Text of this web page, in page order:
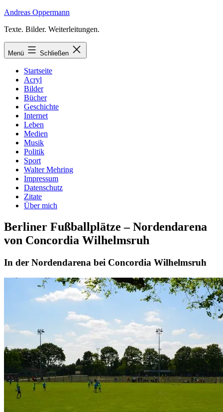
Zum
springen
Andreas Oppermann
Texte. Bilder. Weiterleitungen.
Menü Schließen
Startseite
Acryl
Bilder
Bücher
Geschichte
Internet
Leben
Medien
Musik
Politik
Sport
Walter Mehring
Impressum
Datenschutz
Zitate
Über mich
Berliner Fußballplätze – Nordendarena
von Concordia Wilhelmsruh
In der Nordendarena bei Concordia Wilhelmsruh